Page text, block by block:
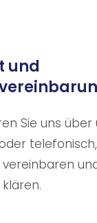
und
Sie uns
vereinbaren